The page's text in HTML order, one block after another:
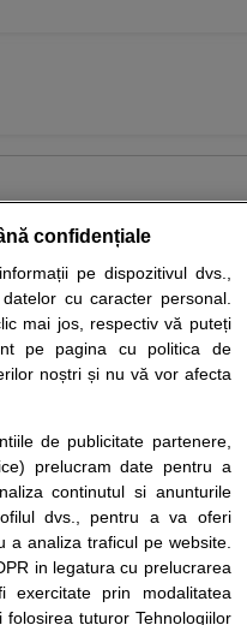
Interpretare analize
orice alte informatii despre
si analizelor medicale. Va
in sistemul de programari la medic
Cookie
Drepturile
Protectia
Solutionarea
Litigiilor
Info consumator:
Formulare
Ministerul
confidențiale
pe dispozitivul dvs.,
cu caracter personal.
mai jos, respectiv vă puteți
pe pagina cu politica de
noștri și nu vă vor afecta
de publicitate partenere,
prelucram date pentru a
continutul si anunturile
dvs., pentru a va oferi
a analiza traficul pe website.
in legatura cu prelucrarea
exercitate prin modalitatea
folosirea tuturor Tehnologiilor